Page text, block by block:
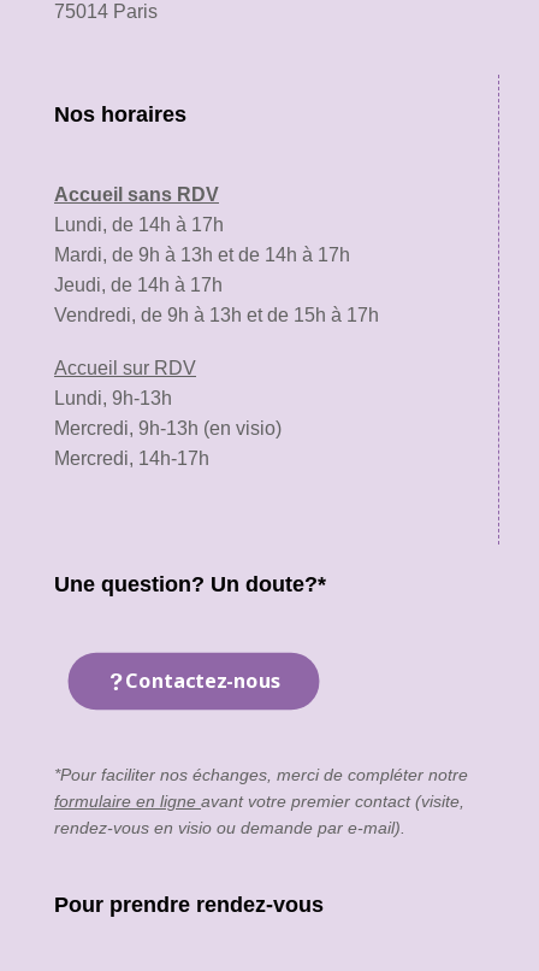
75014 Paris
Nos horaires
Accueil sans RDV
Lundi, de 14h à 17h
Mardi, de 9h à 13h et de 14h à 17h
Jeudi, de 14h à 17h
Vendredi, de 9h à 13h et de 15h à 17h
Accueil sur RDV
Lundi, 9h-13h
Mercredi, 9h-13h (en visio)
Mercredi, 14h-17h
Une question? Un doute?*
Contactez-nous
*Pour faciliter nos échanges, merci de compléter notre
formulaire en ligne avant votre premier contact (visite,
rendez-vous en visio ou demande par e-mail).
Pour prendre rendez-vous